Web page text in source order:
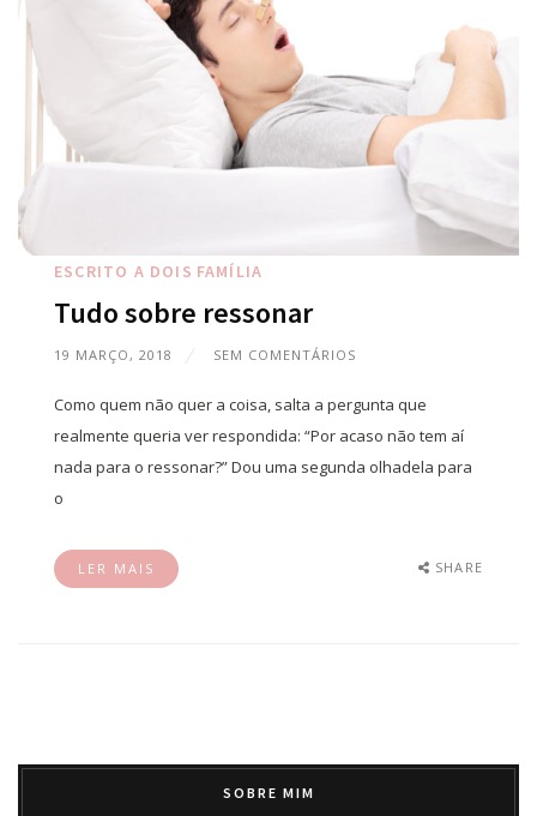
ESCRITO A DOIS FAMÍLIA
Tudo sobre ressonar
19 MARÇO, 2018 SEM COMENTÁRIOS
Como quem não quer a coisa, salta a pergunta que
realmente queria ver respondida: “Por acaso não tem aí
nada para o ressonar?” Dou uma segunda olhadela para
o
LER MAIS SHARE
SOBRE MIM